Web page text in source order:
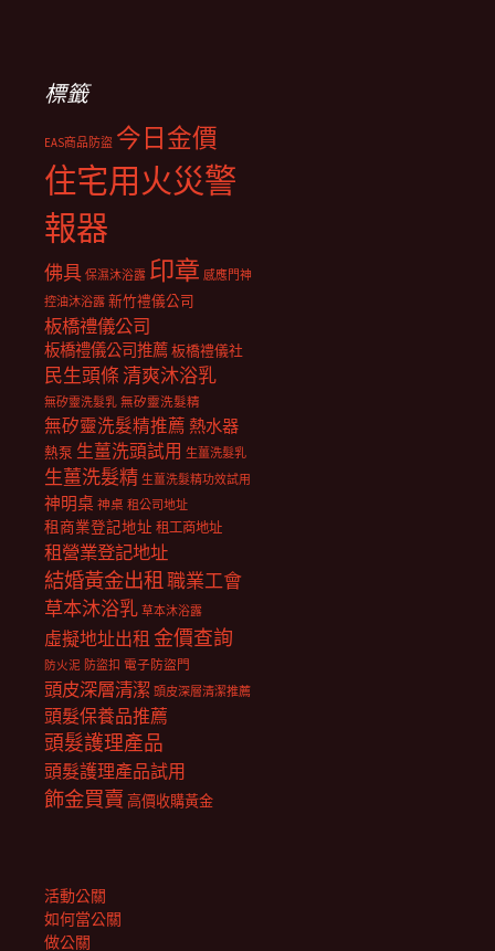
標籤
EAS商品防盜 今日金價
住宅用火災警
報器
佛具 保濕沐浴露 印章 感應門神
控油沐浴露 新竹禮儀公司
板橋禮儀公司
板橋禮儀公司推薦板橋禮儀社
民生頭條清爽沐浴乳
無矽靈洗髮乳 無矽靈洗髮精
無矽靈洗髮精推薦 熱水器
熱泵 生薑洗頭試用 生薑洗髮乳
生薑洗髮精 生薑洗髮精功效試用
神明桌 神桌 租公司地址
租商業登記地址 租工商地址
租營業登記地址
結婚黃金出租職業工會
草本沐浴乳 草本沐浴露
虛擬地址出租 金價查詢
防火泥 防盜扣 電子防盜門
頭皮深層清潔 頭皮深層清潔推薦
頭髮保養品推薦
頭髮護理產品
頭髮護理產品試用
飾金買賣 高價收購黃金
活動公關
如何當公關
做公關